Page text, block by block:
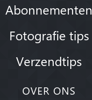
Abonnementen
Fotografie tips
Verzendtips
OVER ONS